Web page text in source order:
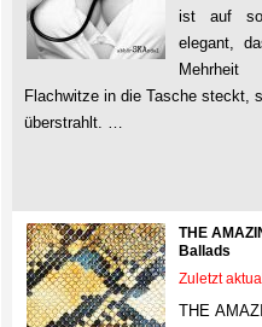
ist auf so
elegant,
Mehrheit
Flachwitze in die Tasche steckt,
überstrahlt. …
THE
Ballads
Zuletzt
THE